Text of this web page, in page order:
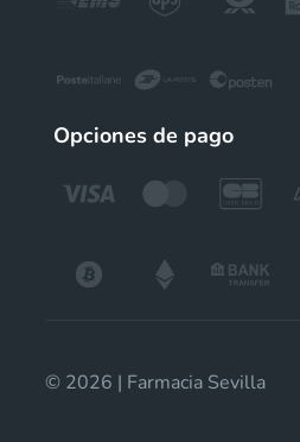
Opciones de pago
© 2026 | Farmacia Sevilla